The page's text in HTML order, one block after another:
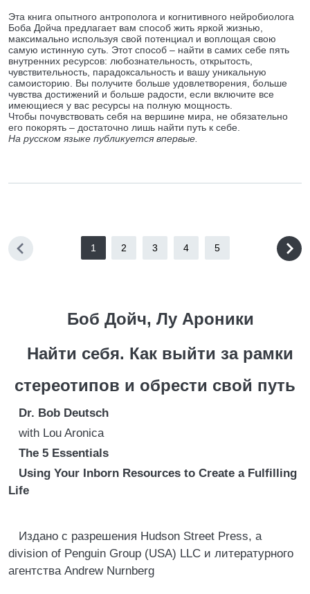
Эта книга опытного антрополога и когнитивного нейробиолога
Боба Дойча предлагает вам способ жить яркой жизнью,
максимально используя свой потенциал и воплощая свою
самую истинную суть. Этот способ – найти в самих себе пять
внутренних ресурсов: любознательность, открытость,
чувствительность, парадоксальность и вашу уникальную
самоисторию. Вы получите больше удовлетворения, больше
чувства достижений и больше радости, если включите все
имеющиеся у вас ресурсы на полную мощность.
Чтобы почувствовать себя на вершине мира, не обязательно
его покорять – достаточно лишь найти путь к себе.
На русском языке публикуется впервые.
1 2 3 4 5
Боб Дойч, Лу Ароники
Найти себя. Как выйти за рамки
стереотипов и обрести свой путь
Dr. Bob Deutsch
with Lou Aronica
The 5 Essentials
Using Your Inborn Resources to Create a Fulfilling
Life
Издано с разрешения Hudson Street Press, a
division of Penguin Group (USA) LLC и литературного
агентства Andrew Nurnberg